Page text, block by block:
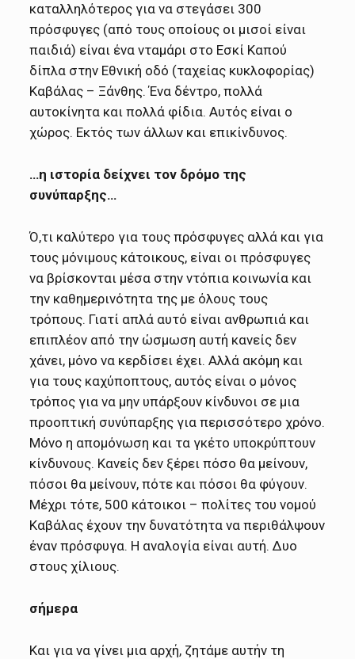
καταλληλότερος για να στεγάσει 300
πρόσφυγες (από τους οποίους οι μισοί είναι
παιδιά) είναι ένα νταμάρι στο Εσκί Καπού
δίπλα στην Εθνική οδό (ταχείας κυκλοφορίας)
Καβάλας – Ξάνθης. Ένα δέντρο, πολλά
αυτοκίνητα και πολλά φίδια. Αυτός είναι ο
χώρος. Εκτός των άλλων και επικίνδυνος.
…η ιστορία δείχνει τον δρόμο της
συνύπαρξης…
Ό,τι καλύτερο για τους πρόσφυγες αλλά και για
τους μόνιμους κάτοικους, είναι οι πρόσφυγες
να βρίσκονται μέσα στην ντόπια κοινωνία και
την καθημερινότητα της με όλους τους
τρόπους. Γιατί απλά αυτό είναι ανθρωπιά και
επιπλέον από την ώσμωση αυτή κανείς δεν
χάνει, μόνο να κερδίσει έχει. Αλλά ακόμη και
για τους καχύποπτους, αυτός είναι ο μόνος
τρόπος για να μην υπάρξουν κίνδυνοι σε μια
προοπτική συνύπαρξης για περισσότερο χρόνο.
Μόνο η απομόνωση και τα γκέτο υποκρύπτουν
κίνδυνους. Κανείς δεν ξέρει πόσο θα μείνουν,
πόσοι θα μείνουν, πότε και πόσοι θα φύγουν.
Μέχρι τότε, 500 κάτοικοι – πολίτες του νομού
Καβάλας έχουν την δυνατότητα να περιθάλψουν
έναν πρόσφυγα. Η αναλογία είναι αυτή. Δυο
στους χίλιους.
σήμερα
Και για να γίνει μια αρχή, ζητάμε αυτήν τη